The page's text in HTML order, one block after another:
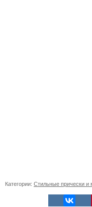
Категории: Стильные прически и